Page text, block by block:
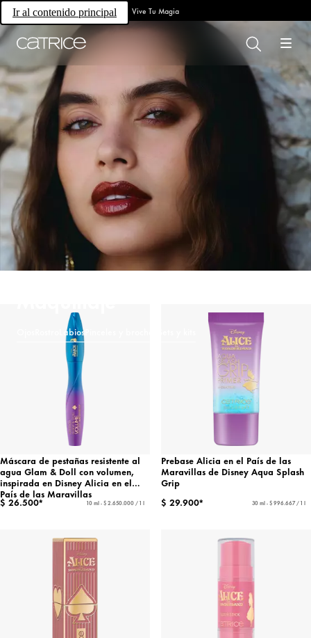
Ir al contenido principal Vive Tu Magia
Labios
Máscara de pestañas resistente al
agua Glam & Doll con volumen,
inspirada en Disney Alicia en el
País de las Maravillas
$ 26.500* 10 ml - $ 2.650.000 / 1 l
Prebase Alicia en el País de las
Maravillas de Disney Aqua Splash
Grip
$ 29.900*
30 ml - $ 996.667 / 1 l